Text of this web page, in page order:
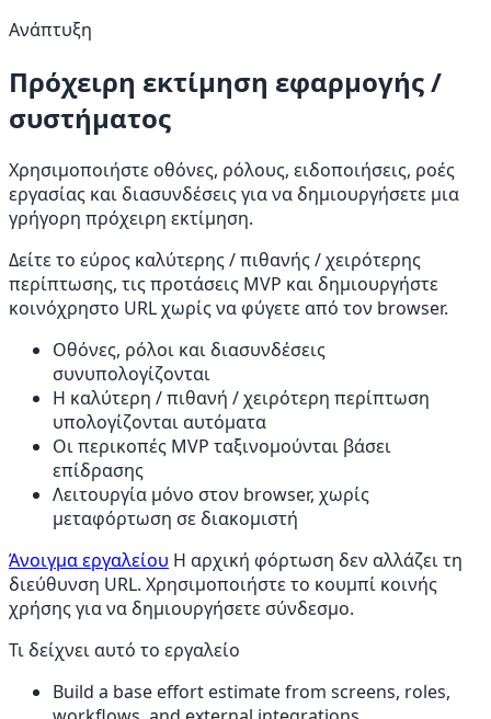
Ανάπτυξη
Πρόχειρη εκτίμηση εφαρμογής /
συστήματος
Χρησιμοποιήστε οθόνες, ρόλους, ειδοποιήσεις, ροές
εργασίας και διασυνδέσεις για να δημιουργήσετε μια
γρήγορη πρόχειρη εκτίμηση.
Δείτε το εύρος καλύτερης / πιθανής / χειρότερης
περίπτωσης, τις προτάσεις MVP και δημιουργήστε
κοινόχρηστο URL χωρίς να φύγετε από τον browser.
Οθόνες, ρόλοι και διασυνδέσεις
συνυπολογίζονται
Η καλύτερη / πιθανή / χειρότερη περίπτωση
υπολογίζονται αυτόματα
Οι περικοπές MVP ταξινομούνται βάσει
επίδρασης
Λειτουργία μόνο στον browser, χωρίς
μεταφόρτωση σε διακομιστή
Άνοιγμα εργαλείου Η αρχική φόρτωση δεν αλλάζει τη
διεύθυνση URL. Χρησιμοποιήστε το κουμπί κοινής
χρήσης για να δημιουργήσετε σύνδεσμο.
Τι δείχνει αυτό το εργαλείο
Build a base effort estimate from screens, roles,